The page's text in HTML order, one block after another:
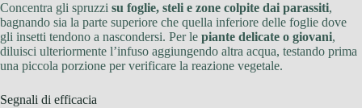
Concentra gli spruzzi su foglie, steli e zone colpite dai parassiti,
bagnando sia la parte superiore che quella inferiore delle foglie dove
gli insetti tendono a nascondersi. Per le piante delicate o giovani,
diluisci ulteriormente l’infuso aggiungendo altra acqua, testando prima
una piccola porzione per verificare la reazione vegetale.
Segnali di efficacia